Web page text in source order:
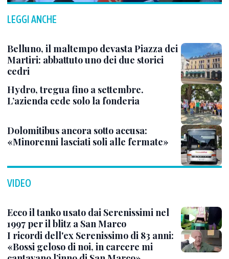
LEGGI ANCHE
Belluno, il maltempo devasta Piazza dei
Martiri: abbattuto uno dei due storici
cedri
Hydro, tregua fino a settembre.
L’azienda cede solo la fonderia
Dolomitibus ancora sotto accusa:
«Minorenni lasciati soli alle fermate»
VIDEO
Ecco il tanko usato dai Serenissimi nel
1997 per il blitz a San Marco
I ricordi dell'ex Serenissimo di 83 anni:
«Bossi geloso di noi, in carcere mi